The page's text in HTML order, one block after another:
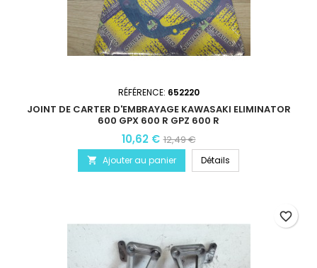
RÉFÉRENCE: 652220
JOINT DE CARTER D'EMBRAYAGE KAWASAKI ELIMINATOR
600 GPX 600 R GPZ 600 R
10,62 € 12,49 €
 Ajouter au panier Détails
favorite_border